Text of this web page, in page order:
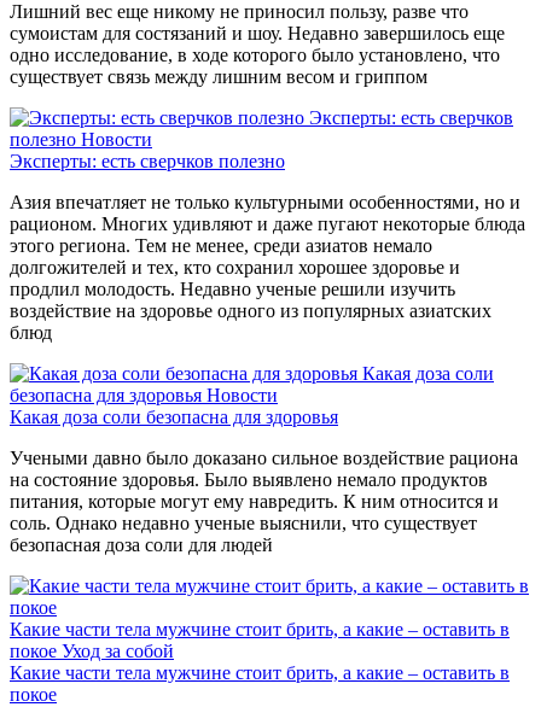
Лишний вес еще никому не приносил пользу, разве что
сумоистам для состязаний и шоу. Недавно завершилось еще
одно исследование, в ходе которого было установлено, что
существует связь между лишним весом и гриппом
Эксперты: есть сверчков
полезно Новости
Эксперты: есть сверчков полезно
Азия впечатляет не только культурными особенностями, но и
рационом. Многих удивляют и даже пугают некоторые блюда
этого региона. Тем не менее, среди азиатов немало
долгожителей и тех, кто сохранил хорошее здоровье и
продлил молодость. Недавно ученые решили изучить
воздействие на здоровье одного из популярных азиатских
блюд
Какая доза соли
безопасна для здоровья Новости
Какая доза соли безопасна для здоровья
Учеными давно было доказано сильное воздействие рациона
на состояние здоровья. Было выявлено немало продуктов
питания, которые могут ему навредить. К ним относится и
соль. Однако недавно ученые выяснили, что существует
безопасная доза соли для людей
Какие части тела мужчине стоит брить, а какие – оставить в
покое Уход за собой
Какие части тела мужчине стоит брить, а какие – оставить в
покое